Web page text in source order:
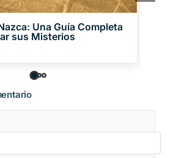
Una Guía Completa
sus Misterios